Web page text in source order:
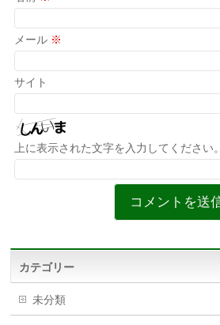
メール ※
サイト
上に表示された文字を入力してください。
カテゴリー
未分類